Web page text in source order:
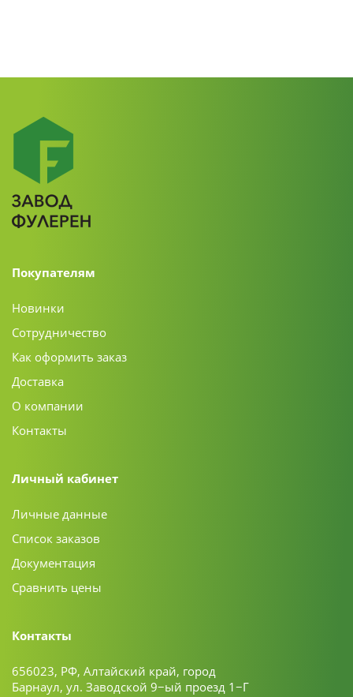
Покупателям
Новинки
Сотрудничество
Как оформить заказ
Доставка
О компании
Контакты
Личный кабинет
Личные данные
Список заказов
Документация
Сравнить цены
Контакты
656023, РФ, Алтайский край, город
Барнаул, ул. Заводской 9−ый проезд 1−Г